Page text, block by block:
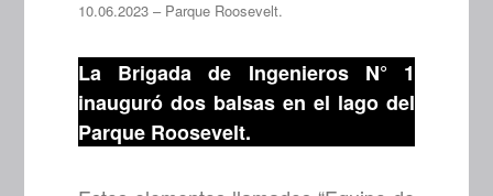
10.06.2023 – Parque Roosevelt.
La Brigada de Ingenieros N° 1
inauguró dos balsas en el lago del
Parque Roosevelt.